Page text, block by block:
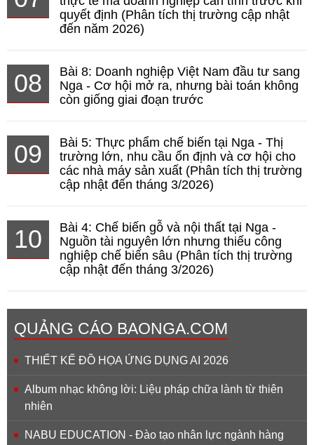
quyết định (Phân tích thị trường cập nhật
đến năm 2026)
08
Bài 8: Doanh nghiệp Việt Nam đầu tư sang
Nga - Cơ hội mở ra, nhưng bài toán không
còn giống giai đoạn trước
09
Bài 5: Thực phẩm chế biến tại Nga - Thị
trường lớn, nhu cầu ổn định và cơ hội cho
các nhà máy sản xuất (Phân tích thị trường
cập nhật đến tháng 3/2026)
10
Bài 4: Chế biến gỗ và nội thất tại Nga -
Nguồn tài nguyên lớn nhưng thiếu công
nghiệp chế biến sâu (Phân tích thị trường
cập nhật đến tháng 3/2026)
QUẢNG CÁO BAONGA.COM
THIẾT KẾ ĐỒ HỌA ỨNG DỤNG AI 2026
Album nhạc không lời: Liệu pháp chữa lành từ thiên
nhiên
NABU EDUCATION - Đào tạo nhân lực ngành hàng